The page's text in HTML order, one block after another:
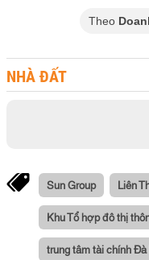
Theo
NHÀ ĐẤT
Sun Group Liên
Khu Tổ hợp đô thị
trung tâm tài chính